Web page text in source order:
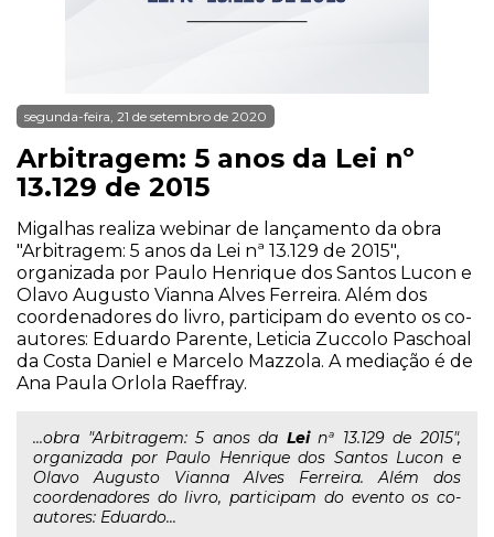
segunda-feira, 21 de setembro de 2020
Arbitragem: 5 anos da Lei nº
13.129 de 2015
Migalhas realiza webinar de lançamento da obra
"Arbitragem: 5 anos da Lei nª 13.129 de 2015",
organizada por Paulo Henrique dos Santos Lucon e
Olavo Augusto Vianna Alves Ferreira. Além dos
coordenadores do livro, participam do evento os co-
autores: Eduardo Parente, Leticia Zuccolo Paschoal
da Costa Daniel e Marcelo Mazzola. A mediação é de
Ana Paula Orlola Raeffray.
...obra "Arbitragem: 5 anos da Leinª 13.129 de 2015",
organizada por Paulo Henrique dos Santos Lucon e
Olavo Augusto Vianna Alves Ferreira. Além dos
coordenadores do livro, participam do evento os co-
autores: Eduardo...